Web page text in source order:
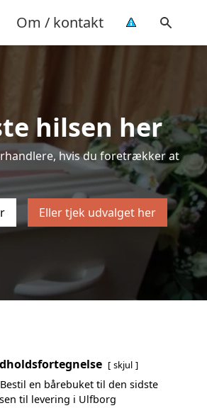
Om / kontakt
hilsen her
hvis du foretrækker at
Eller tjek udvalget her
skjul
Bestil en bårebuket til den sidste
til levering i Ulfborg